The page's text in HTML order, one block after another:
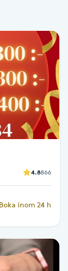
4.8866
Boka inom 24 h